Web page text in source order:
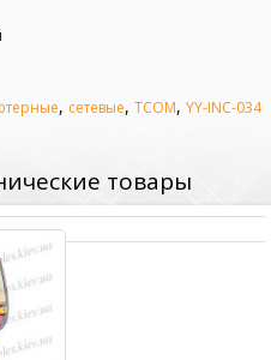
, сетевые, TCOM, YY-INC-034
товары